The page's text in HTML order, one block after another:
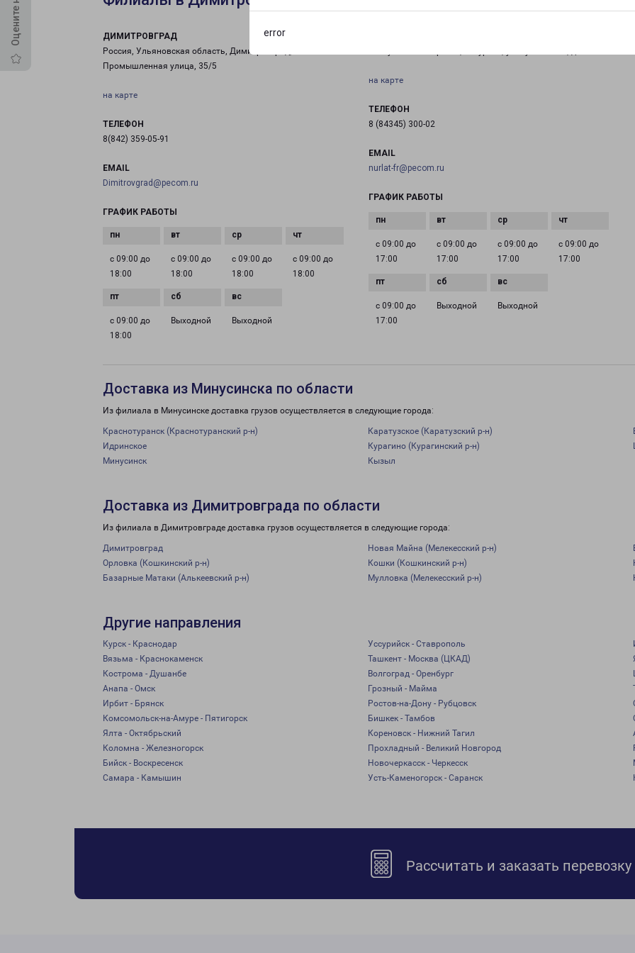
error
ДИМИТРОВГРАД
Россия, Ульяновская область, Димитровград,
Промышленная улица, 35/5
на карте
ТЕЛЕФОН
8(842) 359-05-91
EMAIL
Dimitrovgrad@pecom.ru
ГРАФИК РАБОТЫ
с 09:00 до
18:00
с 09:00 до
18:00
с 09:00 до
18:00
с 09:00 до
18:00
с 09:00 до
18:00
Выходной Выходной
на карте
ТЕЛЕФОН
8 (84345) 300-02
EMAIL
nurlat-fr@pecom.ru
ГРАФИК РАБОТЫ
с 09:00 до
17:00
с 09:00 до
17:00
с 09:00 до
17:00
с 09:00 до
17:00
с 09:00 до
17:00
Выходной Выходной
Доставка из Минусинска по области
Из филиала в Минусинске доставка грузов осуществляется в следующие города:
Краснотуранск (Краснотуранский р-н) Каратузское (Каратузский р-н)
Идринское
Курагино (Курагинский р-н)
Минусинск
Кызыл
Доставка из Димитровграда по области
Из филиала в Димитровграде доставка грузов осуществляется в следующие города:
Димитровград Новая Майна (Мелекесский р-н)
Орловка (Кошкинский р-н)
Кошки (Кошкинский р-н)
Базарные Матаки (Алькеевский р-н)
Мулловка (Мелекесский р-н)
Другие направления
Курск - Краснодар Уссурийск - Ставрополь
Вязьма - Краснокаменск
Ташкент - Москва (ЦКАД)
Кострома - Душанбе
Волгоград - Оренбург
Анапа - Омск
Грозный - Майма
Ирбит - Брянск
Ростов-на-Дону - Рубцовск
Комсомольск-на-Амуре - Пятигорск
Бишкек - Тамбов
Ялта - Октябрьский
Кореновск - Нижний Тагил
Коломна - Железногорск
Прохладный - Великий Новгород
Бийск - Воскресенск
Новочеркасск - Черкесск
Самара - Камышин
Усть-Каменогорск - Саранск
Рассчитать и заказать перевозку